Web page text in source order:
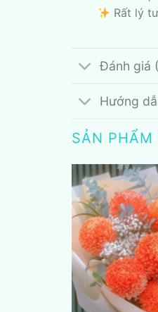
Rất lý
Đánh giá
Hướng
SẢN